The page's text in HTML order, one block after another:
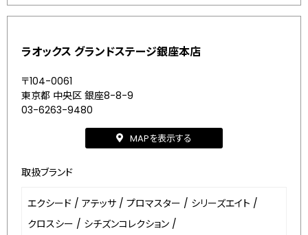
ラオックス グランドステージ銀座本店
〒104-0061
東京都 中央区 銀座8-8-9
03-6263-9480
MAPを表示する
取扱ブランド
エクシード / アテッサ / プロマスター / シリーズエイト /
クロスシー / シチズンコレクション /